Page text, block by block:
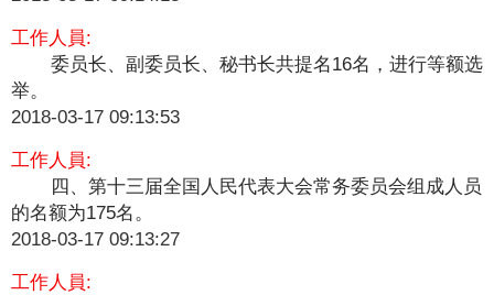
工作人員:
委员长、副委员长、秘书长共提名16名，进行等额选
举。
2018-03-17 09:13:53
工作人員:
四、第十三届全国人民代表大会常务委员会组成人员
的名额为175名。
2018-03-17 09:13:27
工作人員: